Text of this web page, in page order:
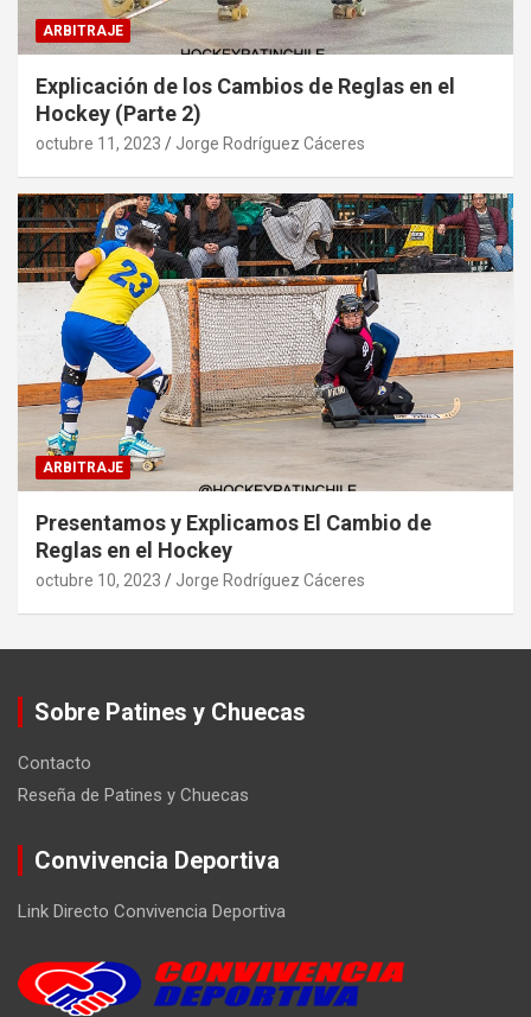
ARBITRAJE
Explicación de los Cambios de Reglas en el
Hockey (Parte 2)
octubre 11, 2023 Jorge Rodríguez Cáceres
ARBITRAJE
Presentamos y Explicamos El Cambio de
Reglas en el Hockey
octubre 10, 2023 Jorge Rodríguez Cáceres
Sobre Patines y Chuecas
Contacto
Reseña de Patines y Chuecas
Convivencia Deportiva
Link Directo Convivencia Deportiva